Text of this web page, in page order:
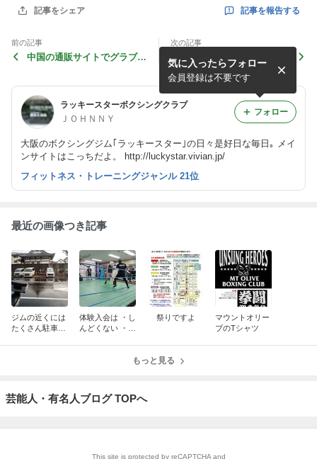
記事をシェア 記事を報告する
前の記事
中国の通販サイトでグラブを
次の記事
体験入会は３回までできま
す 勧誘などはありません
ラッキースターボクシングクラブ
ＪＯＨＮＮＹ
大阪のボクシングジム｢ラッキースター｣の日々是好日な毎日｡ メイ
ンサイトはこっちだよ。 http://luckystar.vivian.jp/
気に入ったらフォロー
会員登録は不要です
フォロー
フィットネス・トレーニングジャンル 21位
最近の画像つき記事
ジムの近くには
たくさん駐車場
体験入会は ・し
んどくない ・き
祭りですよ
マウントオリー
ブのTシャツ
もっと見る
芸能人・有名人ブログ TOPへ
This site is protected by reCAPTCHA and